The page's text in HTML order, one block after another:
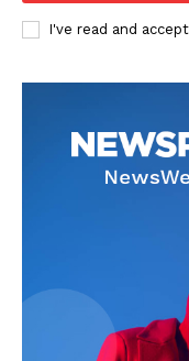
I've read and